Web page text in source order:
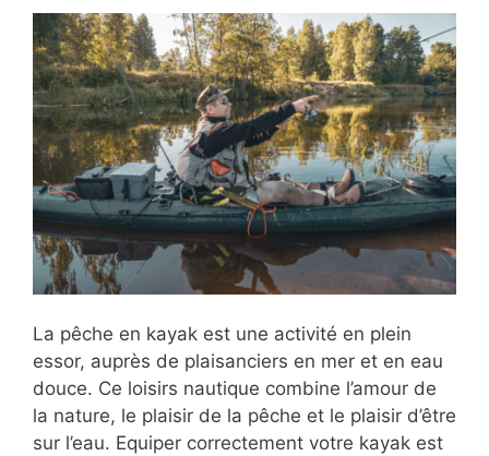
La pêche en kayak est une activité en plein
essor, auprès de plaisanciers en mer et en eau
douce. Ce loisirs nautique combine l’amour de
la nature, le plaisir de la pêche et le plaisir d’être
sur l’eau. Equiper correctement votre kayak est